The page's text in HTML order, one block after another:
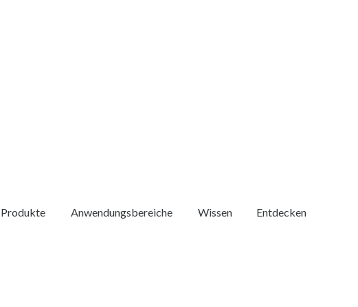
Produkte Anwendungsbereiche Wissen Entdecken